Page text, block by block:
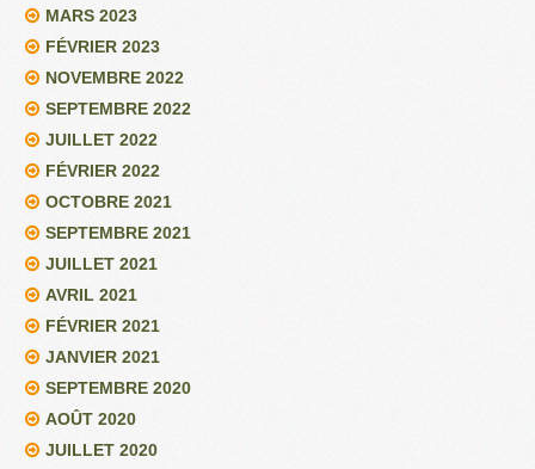
MARS 2023
FÉVRIER 2023
NOVEMBRE 2022
SEPTEMBRE 2022
JUILLET 2022
FÉVRIER 2022
OCTOBRE 2021
SEPTEMBRE 2021
JUILLET 2021
AVRIL 2021
FÉVRIER 2021
JANVIER 2021
SEPTEMBRE 2020
AOÛT 2020
JUILLET 2020